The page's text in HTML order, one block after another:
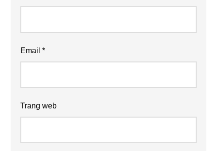
Email*
Trang web